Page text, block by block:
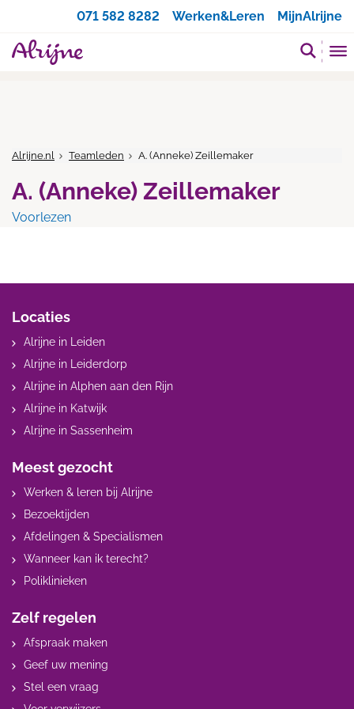
071 582 8282
Werken&Leren MijnAlrijne
Alrijne.nl Teamleden A. (Anneke) Zeillemaker
A. (Anneke) Zeillemaker
Voorlezen
Locaties
Alrijne in Leiden
Alrijne in Leiderdorp
Alrijne in Alphen aan den Rijn
Alrijne in Katwijk
Alrijne in Sassenheim
Meest gezocht
Werken & leren bij Alrijne
Bezoektijden
Afdelingen & Specialismen
Wanneer kan ik terecht?
Poliklinieken
Zelf regelen
Afspraak maken
Geef uw mening
Stel een vraag